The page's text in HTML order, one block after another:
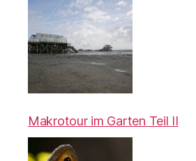
Makrotour im Garten Teil II